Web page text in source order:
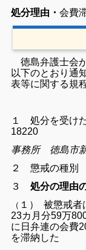
処分理由・会費
徳島弁護士会
以下のとおり通
表等に関する規
１ 処分を受け
18220
事務所 徳島市
２ 懲戒の
３処分の理由
（ １） 被懲戒者
23カ月分59万
に日弁連の会費
を滞納した